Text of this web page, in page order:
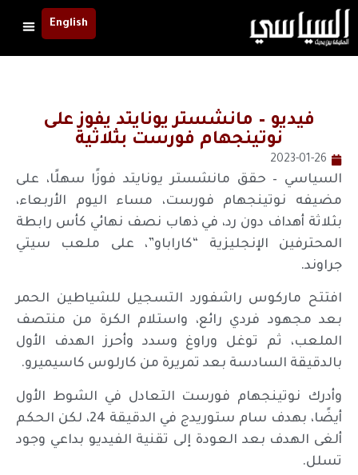
English
فيديو – مانشستر يونايتد يفوز على
نوتينجهام فورست بثلاثية
2023-01-26
السياسي – حقق مانشستر يونايتد فوزًا سهلًا، على
مضيفه نوتينجهام فورست، مساء اليوم الأربعاء،
بثلاثة أهداف دون رد، في ذهاب نصف نهائي كأس رابطة
المحترفين الإنجليزية “كاراباو”، على ملعب سيتي
جراوند.
افتتح ماركوس راشفورد التسجيل للشياطين الحمر
بعد مجهود فردي رائع، واستلام الكرة من منتصف
الملعب، ثم توغل وراوغ وسدد وأحرز الهدف الأول
بالدقيقة السادسة بعد تمريرة من كارلوس كاسيميرو.
وأدرك نوتينجهام فورست التعادل في الشوط الأول
أيضًا، بهدف سام ستوريدج في الدقيقة 24، لكن الحكم
ألغى الهدف بعد العودة إلى تقنية الفيديو بداعي وجود
تسلل.